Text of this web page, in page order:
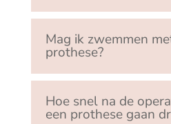
Mag ik zwemmen
prothese?
Hoe snel na de
een prothese gaan